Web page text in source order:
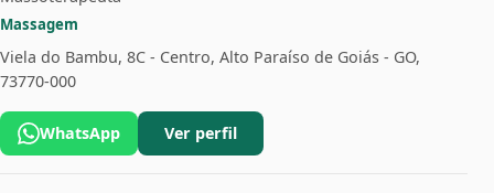
Massagem
Viela do Bambu, 8C - Centro, Alto Paraíso de Goiás - GO,
73770-000
WhatsApp Ver perfil